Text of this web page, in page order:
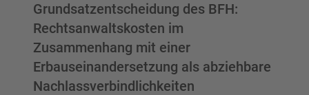
Grundsatzentscheidung des BFH:
Rechtsanwaltskosten im
Zusammenhang mit einer
Erbauseinandersetzung als abziehbare
Nachlassverbindlichkeiten